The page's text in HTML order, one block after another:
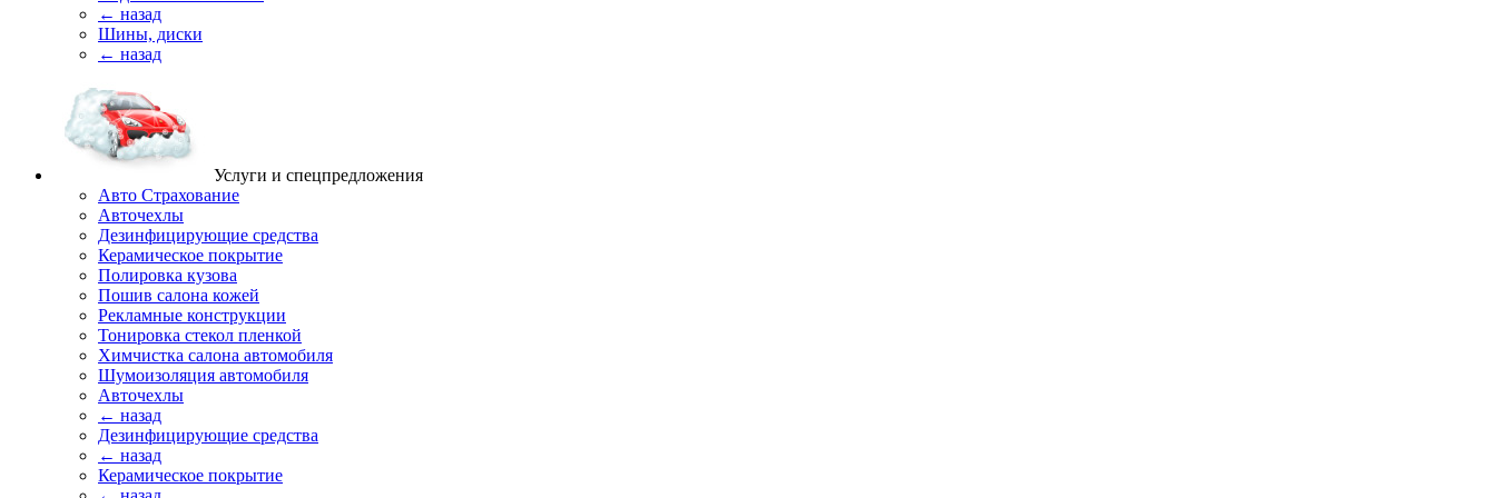
← назад
Шины, диски
← назад
Услуги и спецпредложения
Авто Страхование
Авточехлы
Дезинфицирующие средства
Керамическое покрытие
Полировка кузова
Пошив салона кожей
Рекламные конструкции
Тонировка стекол пленкой
Химчистка салона автомобиля
Шумоизоляция автомобиля
Авточехлы
← назад
Дезинфицирующие средства
← назад
Керамическое покрытие